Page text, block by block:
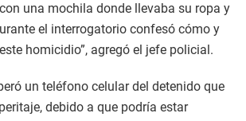
una mochila donde llevaba su ropa y
el interrogatorio confesó cómo y
homicidio”, agregó el jefe policial.
un teléfono celular del detenido que
debido a que podría estar